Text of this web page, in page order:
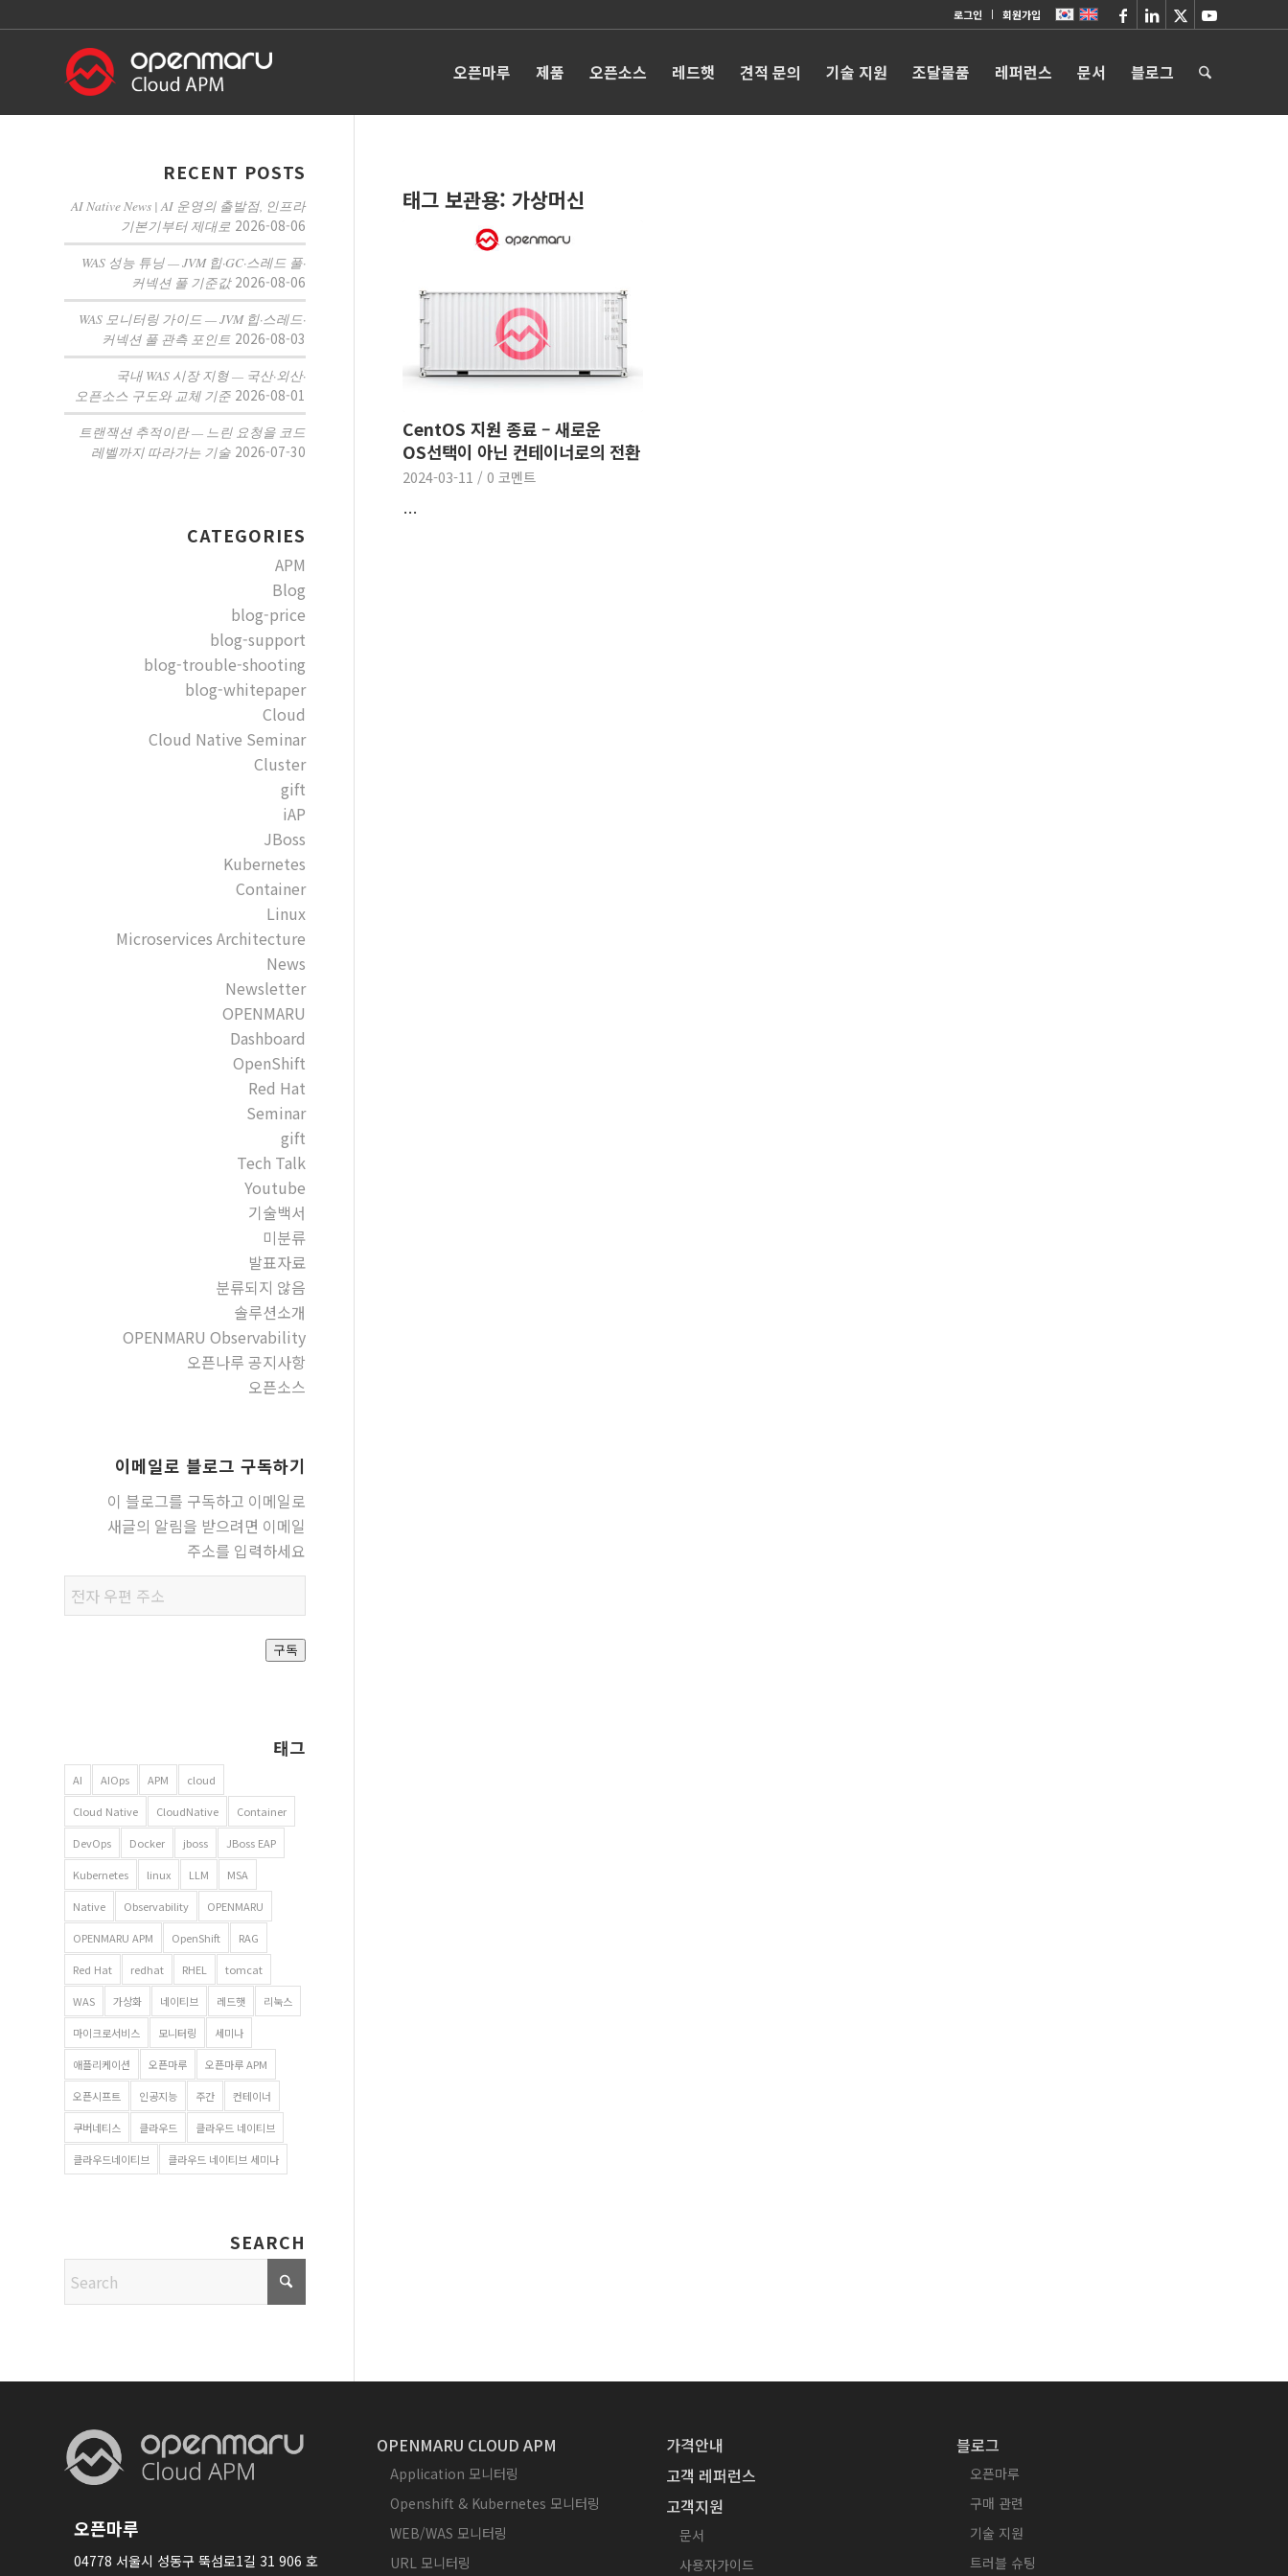
로그인 회원가입
오픈마루 제품 오픈소스 레드햇 견적 문의 기술 지원 조달물품 레퍼런스 문서 블로그
태그 보관용: 가상머신
CentOS 지원 종료 – 새로운
OS선택이 아닌 컨테이너로의 전환
2024-03-11 / 0 코멘트
…
RECENT POSTS
AI Native News | AI 운영의 출발점, 인프라
기본기부터 제대로 2026-08-06
WAS 성능 튜닝 — JVM 힙·GC·스레드 풀·
커넥션 풀 기준값 2026-08-06
WAS 모니터링 가이드 — JVM 힙·스레드·
커넥션 풀 관측 포인트 2026-08-03
국내 WAS 시장 지형 — 국산·외산·
오픈소스 구도와 교체 기준 2026-08-01
트랜잭션 추적이란 — 느린 요청을 코드
레벨까지 따라가는 기술 2026-07-30
CATEGORIES
APM
Blog
blog-price
blog-support
blog-trouble-shooting
blog-whitepaper
Cloud
Cloud Native Seminar
Cluster
gift
iAP
JBoss
Kubernetes
Container
Linux
Microservices Architecture
News
Newsletter
OPENMARU
Dashboard
OpenShift
Red Hat
Seminar
gift
Tech Talk
Youtube
기술백서
미분류
발표자료
분류되지 않음
솔루션소개
OPENMARU Observability
오픈나루 공지사항
오픈소스
이메일로 블로그 구독하기
이 블로그를 구독하고 이메일로
새글의 알림을 받으려면 이메일
주소를 입력하세요
우편
주소
구독
태그
AI AIOps APM cloud
Cloud Native CloudNative Container
DevOps Docker jboss JBoss EAP
Kubernetes linux LLM MSA
Native Observability OPENMARU
OPENMARU APM OpenShift RAG
Red Hat redhat RHEL tomcat
WAS 가상화 네이티브 레드햇 리눅스
마이크로서비스 모니터링 세미나
애플리케이션 오픈마루 오픈마루 APM
오픈시프트 인공지능 주간 컨테이너
쿠버네티스 클라우드 클라우드 네이티브
클라우드네이티브 클라우드 네이티브 세미나
SEARCH
오픈마루
04778 서울시 성동구 뚝섬로1길 31 906 호
OPENMARU CLOUD APM
Application 모니터링
Openshift & Kubernetes 모니터링
WEB/WAS 모니터링
URL 모니터링
가격안내
고객 레퍼런스
고객지원
문서
사용자가이드
블로그
오픈마루
구매 관련
기술 지원
트러블 슈팅